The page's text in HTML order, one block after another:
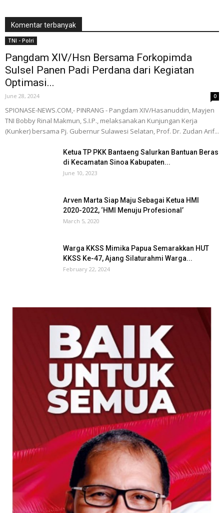
Komentar terbanyak
TNI - Polri
Pangdam XIV/Hsn Bersama Forkopimda
Sulsel Panen Padi Perdana dari Kegiatan
Optimasi...
June 28, 2024 0
SPIONASE-NEWS.COM,- PINRANG - Pangdam XIV/Hasanuddin, Mayjen
TNI Bobby Rinal Makmun, S.I.P., melaksanakan Kunjungan Kerja
(Kunker) bersama Pj. Gubernur Sulawesi Selatan, Prof. Dr. Zudan Arif...
Ketua TP PKK Bantaeng Salurkan Bantuan Beras
di Kecamatan Sinoa Kabupaten...
June 10, 2023
Arven Marta Siap Maju Sebagai Ketua HMI
2020-2022, ‘HMI Menuju Profesional’
March 5, 2020
Warga KKSS Mimika Papua Semarakkan HUT
KKSS Ke-47, Ajang Silaturahmi Warga...
February 22, 2024